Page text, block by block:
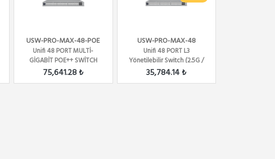
USW-PRO-MAX-48-POE
Unifi 48 PORT MULTİ-
GİGABİT POE++ SWİTCH
75,641.28 ₺
USW-PRO-MAX-48
Unifi 48 PORT L3
Yönetilebilir Switch (2.5G /
10G SFP+)
35,784.14 ₺